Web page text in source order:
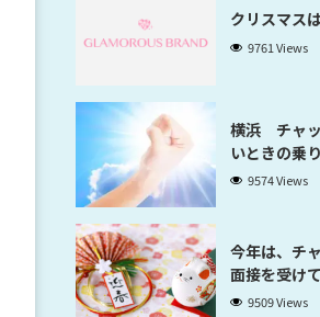
クリスマス
9761 Views
横浜 チャット
いときの乗
9574 Views
今年は、チ
面接を受け
9509 Views